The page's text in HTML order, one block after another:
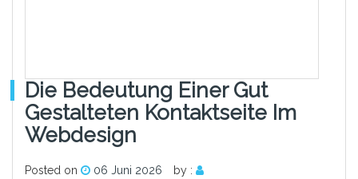
Die Bedeutung Einer Gut
Gestalteten Kontaktseite Im
Webdesign
Posted on 06 Juni 2026
by :